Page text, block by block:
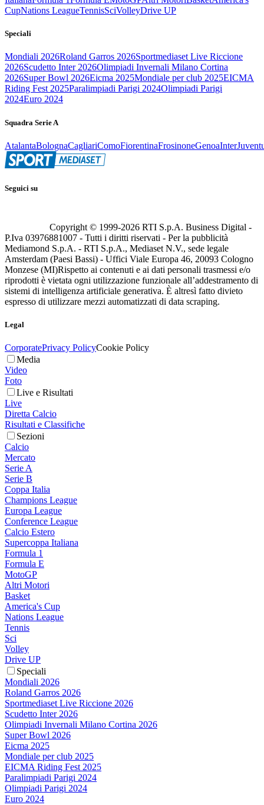
CupNations LeagueTennisSciVolleyDrive UP
Speciali
Mondiali 2026Roland Garros 2026Sportmediaset Live Riccione
2026Scudetto Inter 2026Olimpiadi Invernali Milano Cortina
2026Super Bowl 2026Eicma 2025Mondiale per club 2025EICMA
Riding Fest 2025Paralimpiadi Parigi 2024Olimpiadi Parigi
2024Euro 2024
Squadra Serie A
AtalantaBolognaCagliariComoFiorentinaFrosinoneGenoaInter
Seguici su
Copyright © 1999-2026 RTI S.p.A. Business Digital -
P.Iva 03976881007 - Tutti i diritti riservati - Per la pubblicità
Mediamond S.p.A. - RTI S.p.A., Mediaset N.V., sede legale
Amsterdam (Paesi Bassi) - Uffici Viale Europa 46, 20093 Cologno
Monzese (MI)Rispetto ai contenuti e ai dati personali trasmessi e/o
riprodotti è vietata ogni utilizzazione funzionale all’addestramento di
sistemi di intelligenza artificiale generativa. È altresì fatto divieto
espresso di utilizzare mezzi automatizzati di data scraping.
Legal
CorporatePrivacy PolicyCookie Policy
Media
Video
Foto
Live e Risultati
Live
Diretta Calcio
Risultati e Classifiche
Sezioni
Calcio
Mercato
Serie A
Serie B
Coppa Italia
Champions League
Europa League
Conference League
Calcio Estero
Supercoppa Italiana
Formula 1
Formula E
MotoGP
Altri Motori
Basket
America's Cup
Nations League
Tennis
Sci
Volley
Drive UP
Speciali
Mondiali 2026
Roland Garros 2026
Sportmediaset Live Riccione 2026
Scudetto Inter 2026
Olimpiadi Invernali Milano Cortina 2026
Super Bowl 2026
Eicma 2025
Mondiale per club 2025
EICMA Riding Fest 2025
Paralimpiadi Parigi 2024
Olimpiadi Parigi 2024
Euro 2024